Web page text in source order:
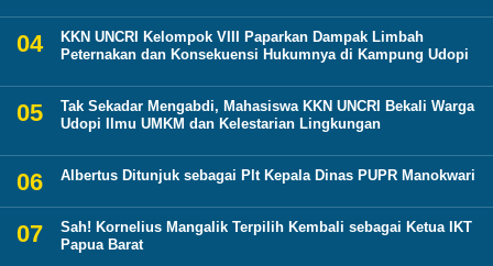
KKN UNCRI Kelompok VIII Paparkan Dampak Limbah
Peternakan dan Konsekuensi Hukumnya di Kampung Udopi
Tak Sekadar Mengabdi, Mahasiswa KKN UNCRI Bekali Warga
Udopi Ilmu UMKM dan Kelestarian Lingkungan
Albertus Ditunjuk sebagai Plt Kepala Dinas PUPR Manokwari
Sah! Kornelius Mangalik Terpilih Kembali sebagai Ketua IKT
Papua Barat